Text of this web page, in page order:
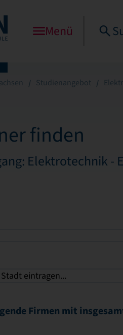
Menü
Studienangebot
finden
Elektrotechnik -
Firmen mit